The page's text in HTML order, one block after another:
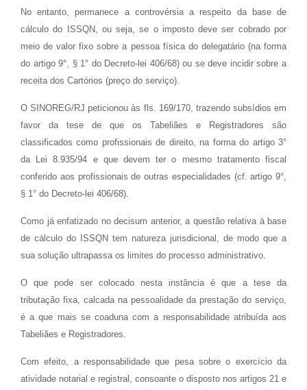
No entanto, permanece a controvérsia a respeito da base de
cálculo do ISSQN, ou seja, se o imposto deve ser cobrado por
meio de valor fixo sobre a pessoa física do delegatário (na forma
do artigo 9°, § 1° do Decreto-lei 406/68) ou se deve incidir sobre a
receita dos Cartórios (preço do serviço).
O SINOREG/RJ peticionou às fls. 169/170, trazendo subsídios em
favor da tese de que os Tabeliães e Registradores são
classificados como profissionais de direito, na forma do artigo 3°
da Lei 8.935/94 e que devem ter o mesmo tratamento fiscal
conferido aos profissionais de outras especialidades (cf. artigo 9°,
§ 1° do Decreto-lei 406/68).
Como já enfatizado no decisum anterior, a questão relativa à base
de cálculo do ISSQN tem natureza jurisdicional, de modo que a
sua solução ultrapassa os limites do processo administrativo.
O que pode ser colocado nesta instância é que a tese da
tributação fixa, calcada na pessoalidade da prestação do serviço,
é a que mais se coaduna com a responsabilidade atribuída aos
Tabeliães e Registradores.
Com efeito, a responsabilidade que pesa sobre o exercício da
atividade notarial e registral, consoante o disposto nos artigos 21 e